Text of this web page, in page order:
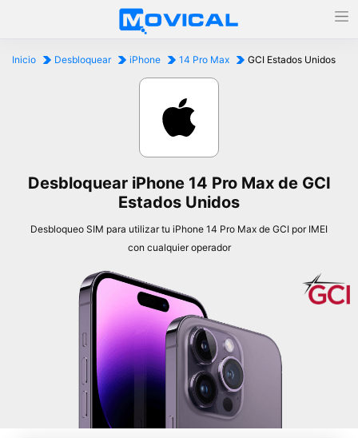
Inicio Desbloquear iPhone 14 Pro Max GCI Estados Unidos
Desbloquear iPhone 14 Pro Max de GCI
Estados Unidos
Desbloqueo SIM para utilizar tu iPhone 14 Pro Max de GCI por IMEI
con cualquier operador